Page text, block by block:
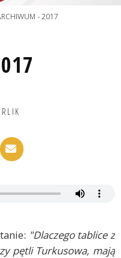
- 2017
"Dlaczego tablice z
pętli Turkusowa, mają